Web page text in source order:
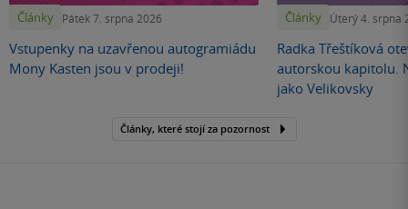
Články Pátek 7. srpna 2026
Vstupenky na uzavřenou autogramiádu
Mony Kasten jsou v prodeji!
Články Úterý 4. srpna
Radka Třeštíková
autorskou kapitolu.
jako Velikovsky
Články, které stojí za pozornost